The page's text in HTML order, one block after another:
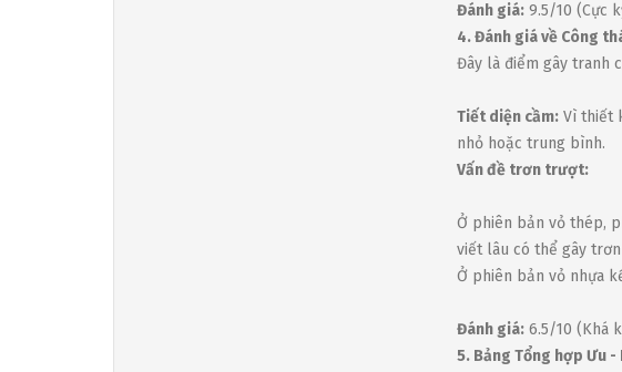
Đánh giá: 9.5/10 (Cực
4. Đánh giá về Công
Đây là điểm gây tranh
Tiết diện cầm: Vì thiết
nhỏ hoặc trung bình.
Vấn đề trơn trượt:
Ở phiên bản vỏ thép,
viết lâu có thể gây
Ở phiên bản vỏ nhựa
Đánh giá: 6.5/10 (Khá
5. Bảng Tổng hợp Ưu